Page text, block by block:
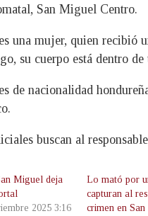
San Miguel Centro.
una mujer, quien recibió
su cuerpo está dentro
de nacionalidad
buscan al
Miguel deja
2025 3:16
Lo mató por
capturan al
crimen en